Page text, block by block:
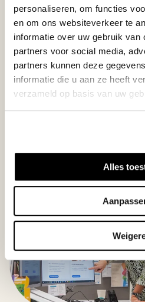
personaliseren, om functies
en om ons websiteverkeer te
informatie over uw gebruik van
partners voor social media,
partners kunnen deze
informatie die u aan ze heeft
verzameld op basis van uw
Alles
Maandag t/m vrijdag | 08.00 -